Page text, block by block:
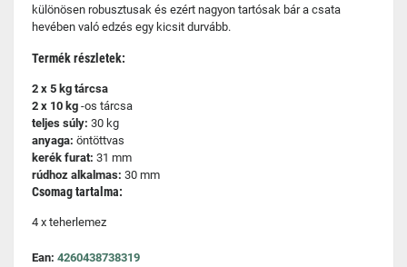
különösen robusztusak és ezért nagyon tartósak bár a csata
hevében való edzés egy kicsit durvább.
Termék részletek:
2 x 5 kg tárcsa
2 x 10 kg -os tárcsa
teljes súly: 30 kg
anyaga: öntöttvas
kerék furat: 31 mm
rúdhoz alkalmas: 30 mm
Csomag tartalma:
4 x teherlemez
Ean: 4260438738319